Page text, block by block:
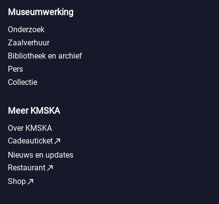
Museumwerking
Onderzoek
Zaalverhuur
Bibliotheek en archief
Pers
Collectie
Meer KMSKA
Over KMSKA
Cadeauticketcall_made
Nieuws en updates
Restaurantcall_made
Shopcall_made